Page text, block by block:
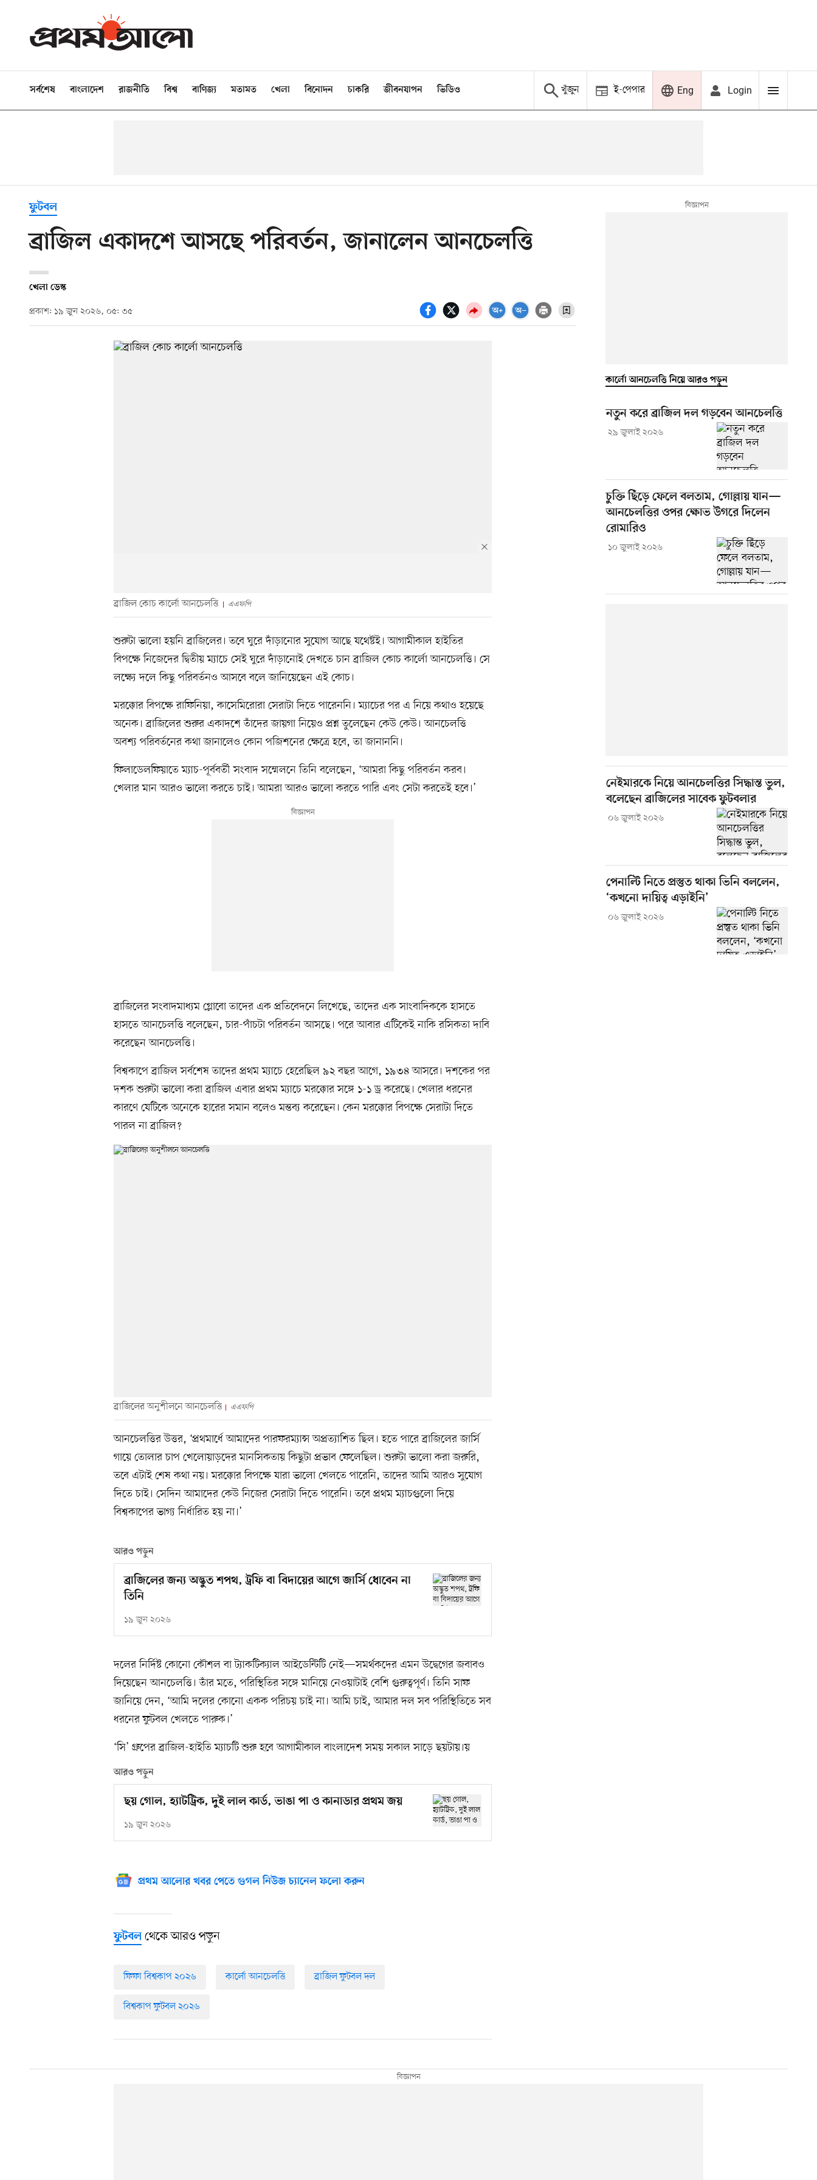
সর্বশেষ বাংলাদেশ রাজনীতি বিশ্ব বাণিজ্য মতামত খেলা বিনোদন চাকরি জীবনযাপন ভিডিও খুঁজুন ই-পেপার Eng Login
ফুটবল
ব্রাজিল একাদশে আসছে পরিবর্তন, জানালেন আনচেলত্তি
খেলা ডেস্ক
প্রকাশ: ১৯ জুন ২০২৬, ০৫: ৩৫
ব্রাজিল কোচ কার্লো আনচেলত্তি এএফপি
শুরুটা ভালো হয়নি ব্রাজিলের। তবে ঘুরে দাঁড়ানোর সুযোগ আছে যথেষ্টই। আগামীকাল হাইতির
বিপক্ষে নিজেদের দ্বিতীয় ম্যাচে সেই ঘুরে দাঁড়ানোই দেখতে চান ব্রাজিল কোচ কার্লো আনচেলত্তি। সে
লক্ষ্যে দলে কিছু পরিবর্তনও আসবে বলে জানিয়েছেন এই কোচ।
মরক্কোর বিপক্ষে রাফিনিয়া, কাসেমিরোরা সেরাটা দিতে পারেননি। ম্যাচের পর এ নিয়ে কথাও হয়েছে
অনেক। ব্রাজিলের শুরুর একাদশে তাঁদের জায়গা নিয়েও প্রশ্ন তুলেছেন কেউ কেউ। আনচেলত্তি
অবশ্য পরিবর্তনের কথা জানালেও কোন পজিশনের ক্ষেত্রে হবে, তা জানাননি।
ফিলাডেলফিয়াতে ম্যাচ-পূর্ববর্তী সংবাদ সম্মেলনে তিনি বলেছেন, ‘আমরা কিছু পরিবর্তন করব।
খেলার মান আরও ভালো করতে চাই। আমরা আরও ভালো করতে পারি এবং সেটা করতেই হবে।’
ব্রাজিলের সংবাদমাধ্যম গ্লোবো তাদের এক প্রতিবেদনে লিখেছে, তাদের এক সাংবাদিককে হাসতে
হাসতে আনচেলত্তি বলেছেন, চার-পাঁচটা পরিবর্তন আসছে। পরে আবার এটিকেই নাকি রসিকতা দাবি
করেছেন আনচেলত্তি।
বিশ্বকাপে ব্রাজিল সর্বশেষ তাদের প্রথম ম্যাচে হেরেছিল ৯২ বছর আগে, ১৯৩৪ আসরে। দশকের পর
দশক শুরুটা ভালো করা ব্রাজিল এবার প্রথম ম্যাচে মরক্কোর সঙ্গে ১-১ ড্র করেছে। খেলার ধরনের
কারণে যেটিকে অনেকে হারের সমান বলেও মন্তব্য করেছেন। কেন মরক্কোর বিপক্ষে সেরাটা দিতে
পারল না ব্রাজিল?
ব্রাজিলের অনুশীলনে আনচেলত্তি এএফপি
আনচেলত্তির উত্তর, ‘প্রথমার্ধে আমাদের পারফরম্যান্স অপ্রত্যাশিত ছিল। হতে পারে ব্রাজিলের জার্সি
গায়ে তোলার চাপ খেলোয়াড়দের মানসিকতায় কিছুটা প্রভাব ফেলেছিল। শুরুটা ভালো করা জরুরি,
তবে এটাই শেষ কথা নয়। মরক্কোর বিপক্ষে যারা ভালো খেলতে পারেনি, তাদের আমি আরও সুযোগ
দিতে চাই। সেদিন আমাদের কেউ নিজের সেরাটা দিতে পারেনি। তবে প্রথম ম্যাচগুলো দিয়ে
বিশ্বকাপের ভাগ্য নির্ধারিত হয় না।’
আরও পড়ুন
ব্রাজিলের জন্য অদ্ভুত শপথ, ট্রফি বা বিদায়ের আগে জার্সি ধোবেন না
তিনি
১৯ জুন ২০২৬
দলের নির্দিষ্ট কোনো কৌশল বা ট্যাকটিক্যাল আইডেন্টিটি নেই—সমর্থকদের এমন উদ্বেগের জবাবও
দিয়েছেন আনচেলত্তি। তাঁর মতে, পরিস্থিতির সঙ্গে মানিয়ে নেওয়াটাই বেশি গুরুত্বপূর্ণ। তিনি সাফ
জানিয়ে দেন, ‘আমি দলের কোনো একক পরিচয় চাই না। আমি চাই, আমার দল সব পরিস্থিতিতে সব
ধরনের ফুটবল খেলতে পারুক।’
‘সি’ গ্রুপের ব্রাজিল-হাইতি ম্যাচটি শুরু হবে আগামীকাল বাংলাদেশ সময় সকাল সাড়ে ছয়টায়।য়
আরও পড়ুন
ছয় গোল, হ্যাটট্রিক, দুই লাল কার্ড, ভাঙা পা ও কানাডার প্রথম জয়
১৯ জুন ২০২৬
প্রথম আলোর খবর পেতে গুগল নিউজ চ্যানেল ফলো করুন
ফুটবল থেকে আরও পড়ুন
ফিফা বিশ্বকাপ ২০২৬ কার্লো আনচেলত্তি ব্রাজিল ফুটবল দল
বিশ্বকাপ ফুটবল ২০২৬
কার্লো আনচেলত্তি নিয়ে আরও পড়ুন
নতুন করে ব্রাজিল দল গড়বেন আনচেলত্তি
২৯ জুলাই ২০২৬
চুক্তি ছিঁড়ে ফেলে বলতাম, গোল্লায় যান—
আনচেলত্তির ওপর ক্ষোভ উগরে দিলেন
রোমারিও
১০ জুলাই ২০২৬
নেইমারকে নিয়ে আনচেলত্তির সিদ্ধান্ত ভুল,
বলেছেন ব্রাজিলের সাবেক ফুটবলার
০৬ জুলাই ২০২৬
পেনাল্টি নিতে প্রস্তুত থাকা ভিনি বললেন,
‘কখনো দায়িত্ব এড়াইনি’
০৬ জুলাই ২০২৬